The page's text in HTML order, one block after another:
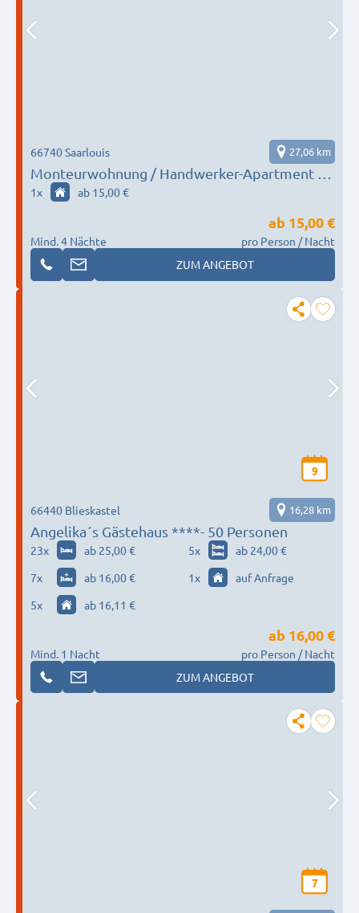
Monteurwohnung / Handwerker-Apartment in
Saarlouis
66740 Saarlouis 27,06 km
1x ab 15,00 €
Mind. 4 Nächte
ab 15,00 €
pro Person / Nacht
ZUM ANGEBOT
9
Angelika´s Gästehaus ****- 50 Personen
66440 Blieskastel 16,28 km
23x ab 25,00 € 5x
ab 24,00 €
7x ab 16,00 € 1x
auf Anfrage
5x ab 16,11 €
Mind. 1 Nacht
ab 16,00 €
pro Person / Nacht
ZUM ANGEBOT
7